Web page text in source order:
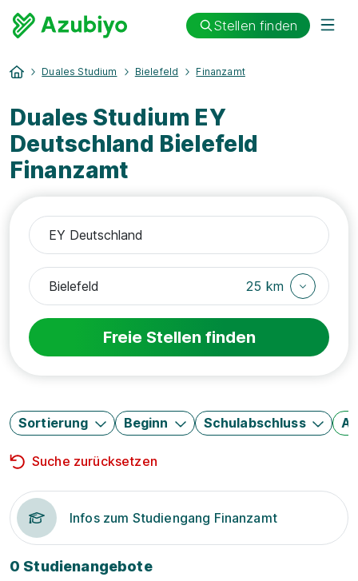
Stellen finden
Duales Studium Bielefeld Finanzamt
Duales Studium EY
Deutschland Bielefeld
Finanzamt
25 km
Freie Stellen finden
Sortierung Beginn Schulabschluss
Suche zurücksetzen
Infos zum Studiengang Finanzamt
0 Studienangebote